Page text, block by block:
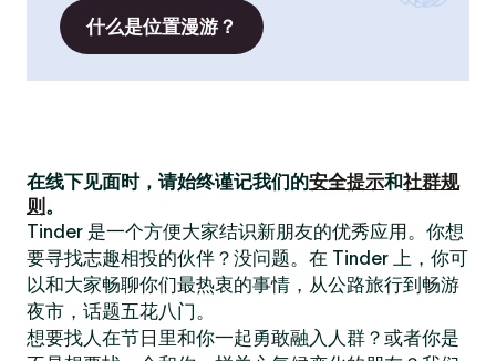
什么是位置漫游？
在线下见面时，请始终谨记我们的安全提示和社群规
则 。
Tinder 是一个方便大家结识新朋友的优秀应用。你想
要寻找志趣相投的伙伴？没问题。在 Tinder 上，你可
以和大家畅聊你们最热衷的事情，从公路旅行到畅游
夜市，话题五花八门。
想要找人在节日里和你一起勇敢融入人群？或者你是